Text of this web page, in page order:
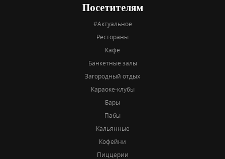
Посетителям
#Актуальное
Рестораны
Кафе
Банкетные залы
Загородный отдых
Караоке-клубы
Бары
Пабы
Кальянные
Кофейни
Пиццерии